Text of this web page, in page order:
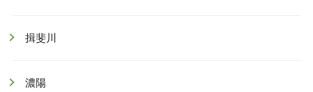
揖斐川
濃陽